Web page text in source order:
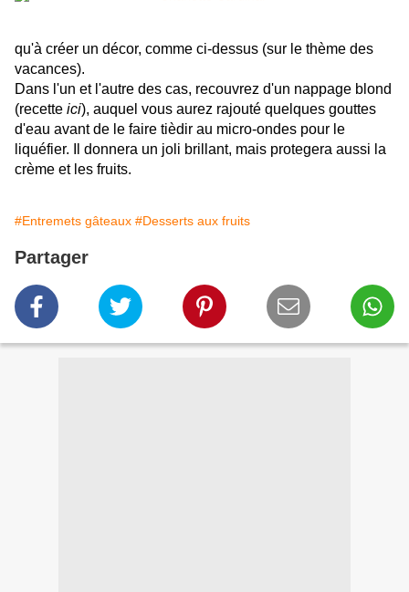
qu'à créer un décor, comme ci-dessus (sur le thème des
vacances).
Dans l'un et l'autre des cas, recouvrez d'un nappage blond
(recette ici), auquel vous aurez rajouté quelques gouttes
d'eau avant de le faire tièdir au micro-ondes pour le
liquéfier. Il donnera un joli brillant, mais protegera aussi la
crème et les fruits.
#Entremets gâteaux #Desserts aux fruits
Partager